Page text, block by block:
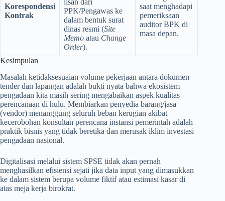
Korespondensi
Kontrak
lisan dari
PPK/Pengawas ke
dalam bentuk surat
dinas resmi (Site
Memo atau Change
Order).
saat menghadapi
pemeriksaan
auditor BPK di
masa depan.
Kesimpulan
Masalah ketidaksesuaian volume pekerjaan antara dokumen
tender dan lapangan adalah bukti nyata bahwa ekosistem
pengadaan kita masih sering mengabaikan aspek kualitas
perencanaan di hulu. Membiarkan penyedia barang/jasa
(vendor) menanggung seluruh beban kerugian akibat
kecerobohan konsultan perencana instansi pemerintah adalah
praktik bisnis yang tidak beretika dan merusak iklim investasi
pengadaan nasional.
Digitalisasi melalui sistem SPSE tidak akan pernah
menghasilkan efisiensi sejati jika data input yang dimasukkan
ke dalam sistem berupa volume fiktif atau estimasi kasar di
atas meja kerja birokrat.